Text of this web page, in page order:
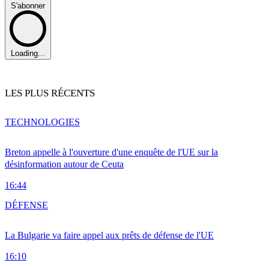
S'abonner
Loading...
LES PLUS RÉCENTS
Breton appelle à l'ouverture d'une enquête de l'UE sur la
désinformation autour de Ceuta
16:44
TECHNOLOGIES
La Bulgarie va faire appel aux prêts de défense de l'UE
16:10
DÉFENSE